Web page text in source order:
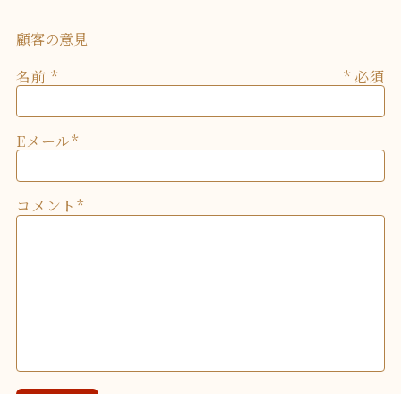
顧客の意見
名前
* 必須
Eメール
コメント